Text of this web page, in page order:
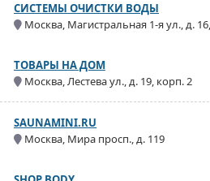
СИСТЕМЫ ОЧИСТКИ ВОДЫ
Москва, Магистральная 1-я ул., д. 16,
ТОВАРЫ НА ДОМ
Москва, Лестева ул., д. 19, корп. 2
SAUNAMINI.RU
Москва, Мира просп., д. 119